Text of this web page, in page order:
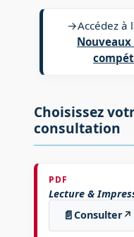
→Accédez à
Choisissez
consultation
PDF
Lecture &
📄Consulter↗